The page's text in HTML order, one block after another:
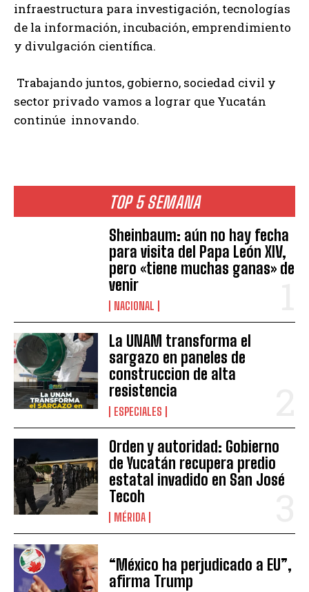
TOP 5 SEMANA
Sheinbaum: aún no hay fecha
para visita del Papa León XIV,
pero «tiene muchas ganas» de
venir
NACIONAL
La UNAM transforma el
sargazo en paneles de
construccion de alta
resistencia
ESPECIALES
Orden y autoridad: Gobierno
de Yucatán recupera predio
estatal invadido en San José
Tecoh
MÉRIDA
“México ha perjudicado a EU”,
afirma Trump
infraestructura para investigación, tecnologías
de la información, incubación, emprendimiento
y divulgación científica.
Trabajando juntos, gobierno, sociedad civil y
sector privado vamos a lograr que Yucatán
continúe innovando.